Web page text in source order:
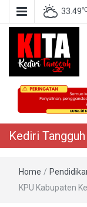
33.49℃
Berita Akurat
Kediri Tangguh
Home /
KPU Kabupaten